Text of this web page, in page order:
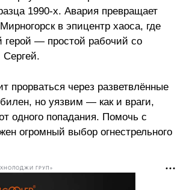
1990-х. Авария превращает
в эпицентр хаоса, где
герой — простой рабочий со
прорваться через разветвлённые
но уязвим — как и враги,
одного попадания. Помочь с
огромный выбор огнестрельного
ГРУП»